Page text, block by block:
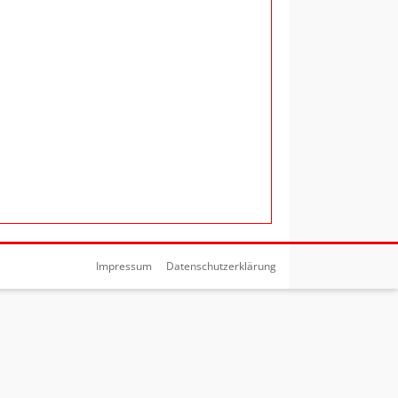
Impressum Datenschutzerklärung